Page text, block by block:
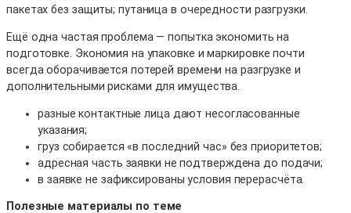
пакетах без защиты; путаница в очередности разгрузки.
Ещё одна частая проблема — попытка экономить на
подготовке. Экономия на упаковке и маркировке почти
всегда оборачивается потерей времени на разгрузке и
дополнительными рисками для имущества.
разные контактные лица дают несогласованные
указания;
груз собирается «в последний час» без приоритетов;
адресная часть заявки не подтверждена до подачи;
в заявке не зафиксированы условия перерасчёта.
Полезные материалы по теме